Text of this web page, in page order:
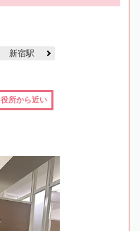
新宿駅
役所から近い